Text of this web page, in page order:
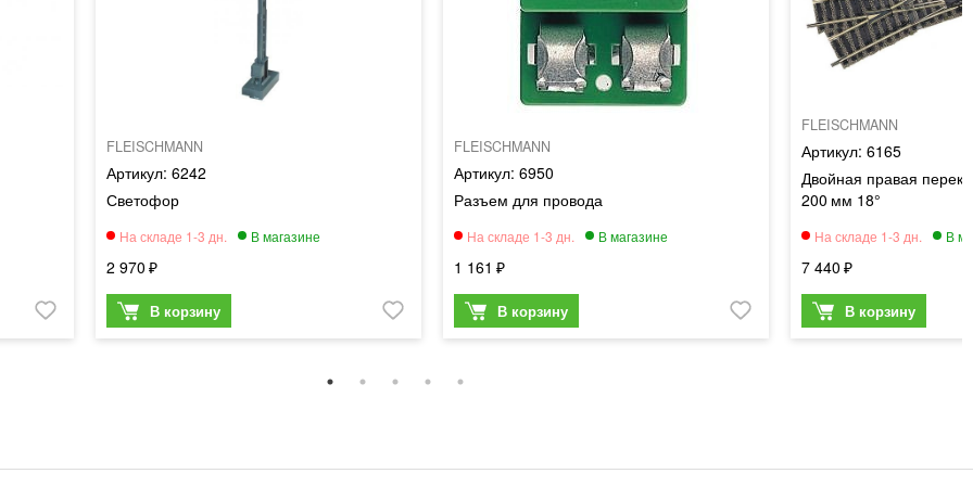
FLEISCHMANN
6242
Светофор
2 970
FLEISCHMANN
6950
Разъем для провода
1 161
FLEISCHMANN
6165
Двойная правая
200 мм 18°
7 440